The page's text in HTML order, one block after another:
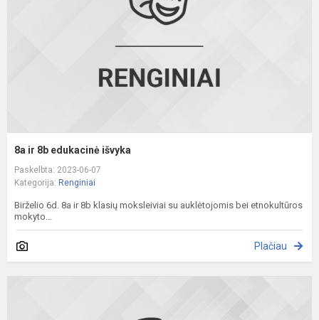
8a ir 8b edukacinė išvyka
Paskelbta: 2023-06-07
Kategorija: Renginiai
Birželio 6d. 8a ir 8b klasių moksleiviai su auklėtojomis bei etnokultūros
mokyto...
Plačiau